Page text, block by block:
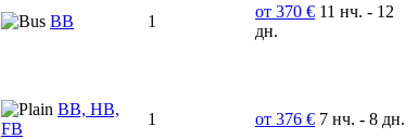
BB 1
от 370 € 11 нч. - 12
дн.
BB, HB,
FB
1 от 376 € 7 нч. - 8 дн.